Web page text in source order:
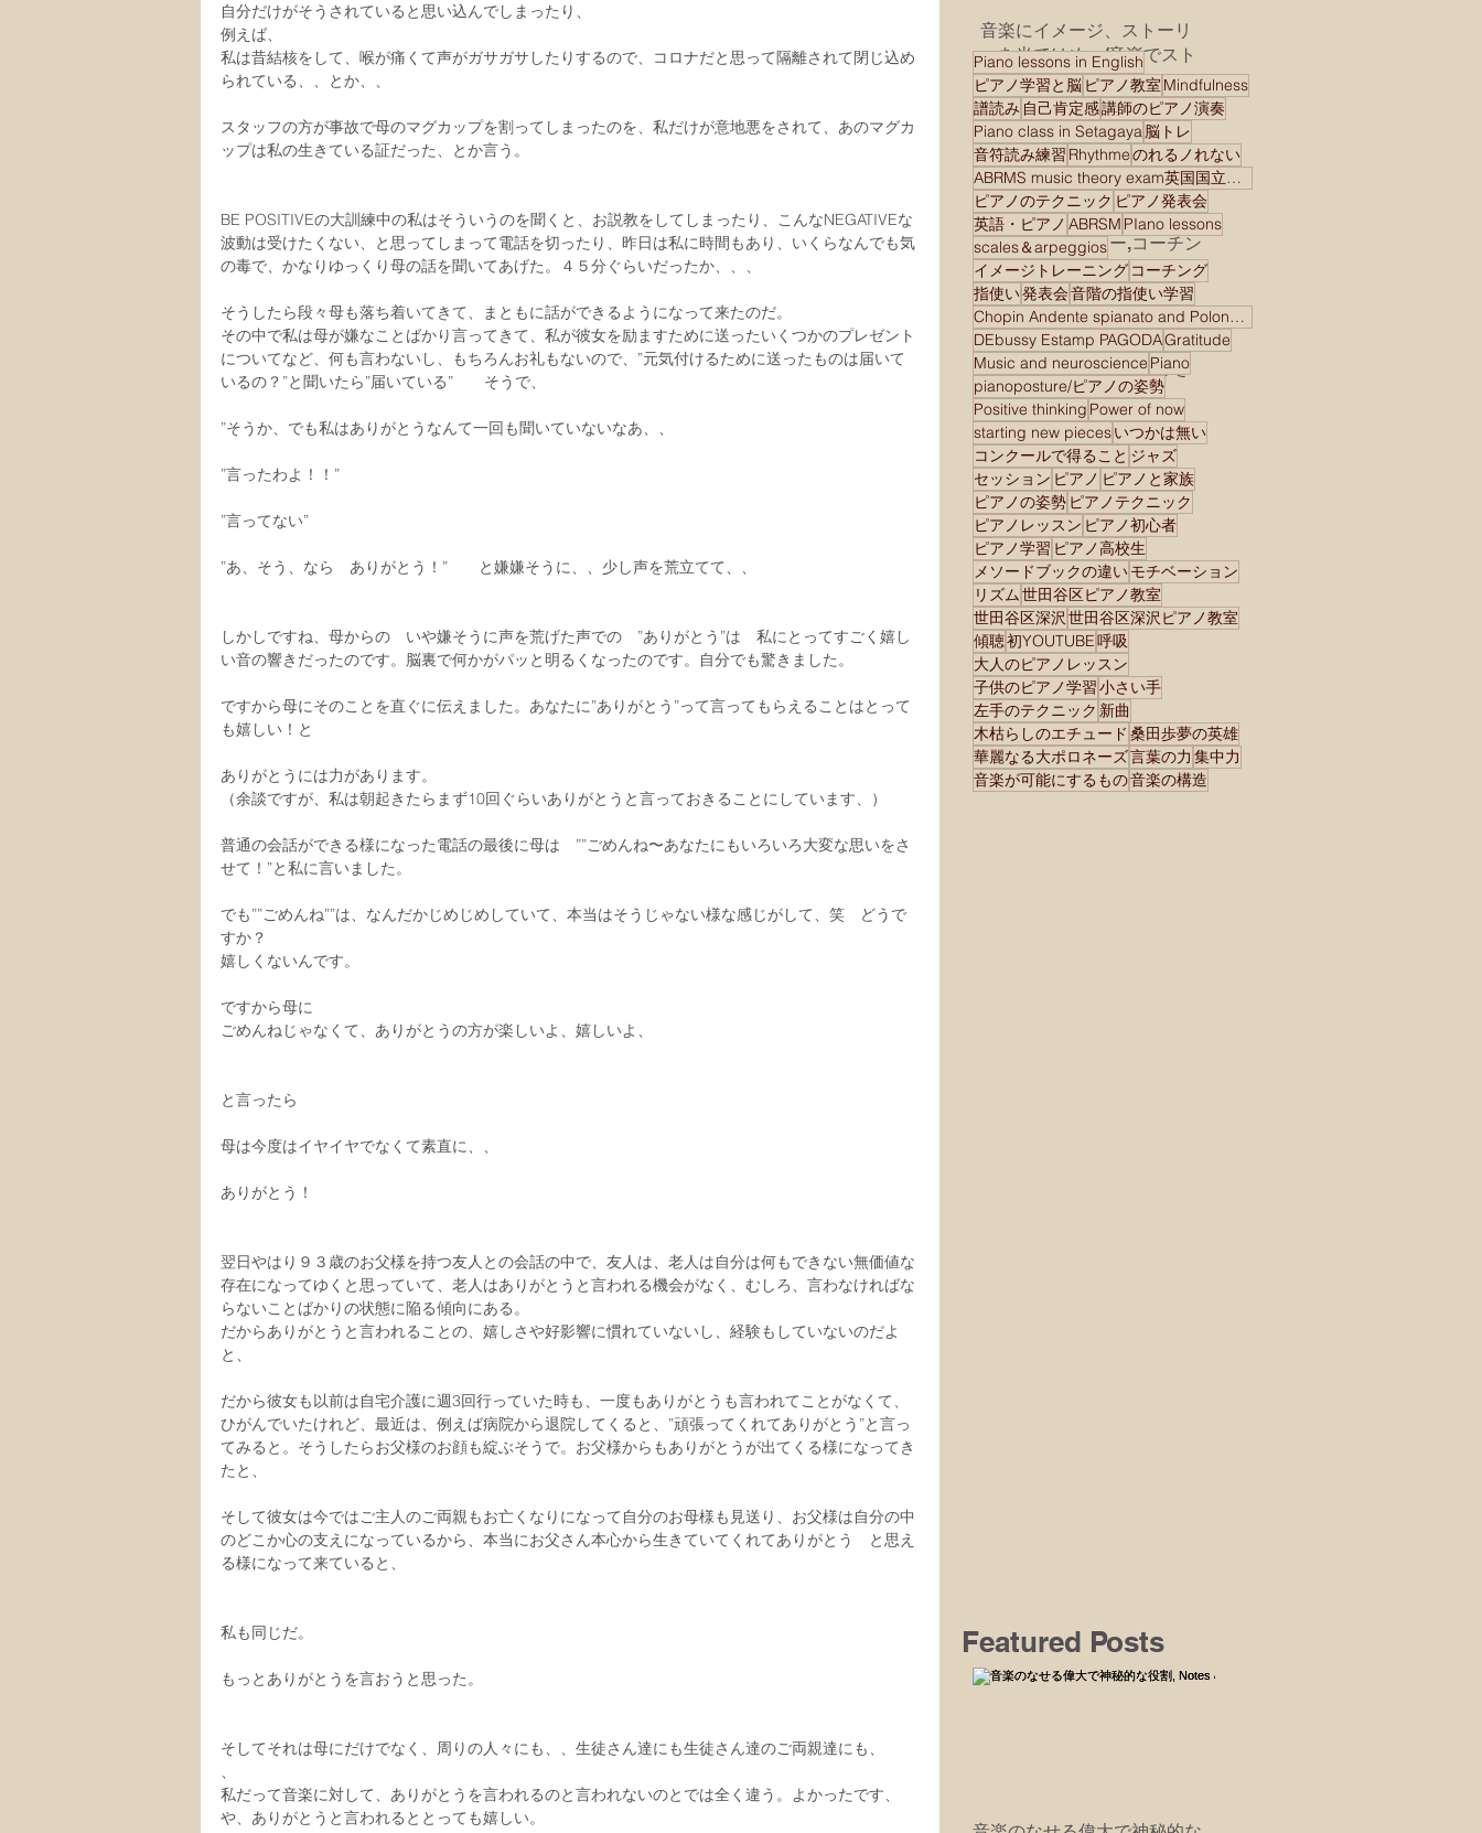
Madoka Yoshida piano
studioより2024年が皆様に
とって素晴らしい年になり
ます様に！
音楽にイメージ、ストーリ
ーを当てはめ、/音楽でスト
ーリーを語る
腹式呼吸の効用 演奏に
健康に！
マインドフルネスは愛/
Mindfulness is Love
Mindfulness is Love(
undivided attention！)
BeethovenとAnthony
Robbins メンター,コーチン
グ、 モチベーショナルス
ピーカー
新しい曲を始める/ Goal
Setting＆Planning
音楽家として生き、音楽家
として生き切る、桑田歩さ
んの英雄”再臨”コンサート
から私が学んだこと
自分だけがそうされていると思い込んでしまったり、
例えば、
私は昔結核をして、喉が痛くて声がガサガサしたりするので、コロナだと思って隔離されて閉じ込め
られている、、とか、、
スタッフの方が事故で母のマグカップを割ってしまったのを、私だけが意地悪をされて、あのマグカ
ップは私の生きている証だった、とか言う。
BE POSITIVEの大訓練中の私はそういうのを聞くと、お説教をしてしまったり、こんなNEGATIVEな
波動は受けたくない、と思ってしまって電話を切ったり、昨日は私に時間もあり、いくらなんでも気
の毒で、かなりゆっくり母の話を聞いてあげた。４５分ぐらいだったか、、、
そうしたら段々母も落ち着いてきて、まともに話ができるようになって来たのだ。
その中で私は母が嫌なことばかり言ってきて、私が彼女を励ますために送ったいくつかのプレゼント
についてなど、何も言わないし、もちろんお礼もないので、”元気付けるために送ったものは届いて
いるの？”と聞いたら”届いている”　　そうで、
”そうか、でも私はありがとうなんて一回も聞いていないなあ、、
”言ったわよ！！”
”言ってない”
”あ、そう、なら　ありがとう！”　　と嫌嫌そうに、、少し声を荒立てて、、
しかしですね、母からの　いや嫌そうに声を荒げた声での　”ありがとう”は　私にとってすごく嬉し
い音の響きだったのです。脳裏で何かがパッと明るくなったのです。自分でも驚きました。
ですから母にそのことを直ぐに伝えました。あなたに”ありがとう”って言ってもらえることはとって
も嬉しい！と
ありがとうには力があります。
（余談ですが、私は朝起きたらまず10回ぐらいありがとうと言っておきることにしています、）
普通の会話ができる様になった電話の最後に母は　””ごめんね〜あなたにもいろいろ大変な思いをさ
せて！”と私に言いました。
でも””ごめんね””は、なんだかじめじめしていて、本当はそうじゃない様な感じがして、笑　どうで
すか？
嬉しくないんです。
ですから母に
ごめんねじゃなくて、ありがとうの方が楽しいよ、嬉しいよ、
と言ったら
母は今度はイヤイヤでなくて素直に、、
ありがとう！
翌日やはり９３歳のお父様を持つ友人との会話の中で、友人は、老人は自分は何もできない無価値な
存在になってゆくと思っていて、老人はありがとうと言われる機会がなく、むしろ、言わなければな
らないことばかりの状態に陥る傾向にある。
だからありがとうと言われることの、嬉しさや好影響に慣れていないし、経験もしていないのだよ
と、
だから彼女も以前は自宅介護に週3回行っていた時も、一度もありがとうも言われてことがなくて、
ひがんでいたけれど、最近は、例えば病院から退院してくると、”頑張ってくれてありがとう”と言っ
てみると。そうしたらお父様のお顔も綻ぶそうで。お父様からもありがとうが出てくる様になってき
たと、
そして彼女は今ではご主人のご両親もお亡くなりになって自分のお母様も見送り、お父様は自分の中
のどこか心の支えになっているから、本当にお父さん本心から生きていてくれてありがとう　と思え
る様になって来ていると、
私も同じだ。
もっとありがとうを言おうと思った。
そしてそれは母にだけでなく、周りの人々にも、、生徒さん達にも生徒さん達のご両親達にも、
、
私だって音楽に対して、ありがとうを言われるのと言われないのとでは全く違う。よかったです、
や、ありがとうと言われるととっても嬉しい。
Piano lessons in English
ピアノ学習と脳 ピアノ教室 Mindfulness
譜読み 自己肯定感講師のピアノ演奏
Piano class in Setagaya脳トレ
音符読み練習 Rhythmeのれるノれない
ABRMS music theory exam英国国立音楽院検定試験
ピアノのテクニック ピアノ発表会
英語・ピアノ ABRSM PIano lessons
scales＆arpeggios
イメージトレーニング コーチング
指使い発表会音階の指使い学習
Chopin Andente spianato and Polonaise brilliant
DEbussy Estamp PAGODAGratitude
Music and neuroscience Piano
pianoposture/ピアノの姿勢
Positive thinking Power of now
starting new piecesいつかは無い
コンクールで得ること ジャズ
セッション ピアノ ピアノと家族
ピアノの姿勢 ピアノテクニック
ピアノレッスン ピアノ初心者
ピアノ学習 ピアノ高校生
メソードブックの違いモチベーション
リズム世田谷区ピアノ教室
世田谷区深沢 世田谷区深沢ピアノ教室
傾聴初YOUTUBE呼吸
大人のピアノレッスン
子供のピアノ学習小さい手
左手のテクニック 新曲
木枯らしのエチュード 桑田歩夢の英雄
華麗なる大ポロネーズ言葉の力 集中力
音楽が可能にするもの音楽の構造
Featured Posts